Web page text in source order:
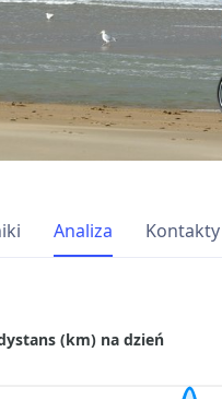
Analiza Kontakty
(km) na dzień